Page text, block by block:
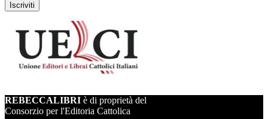
Iscriviti
REBECCALIBRI è di proprietà del
Consorzio per l'Editoria Cattolica